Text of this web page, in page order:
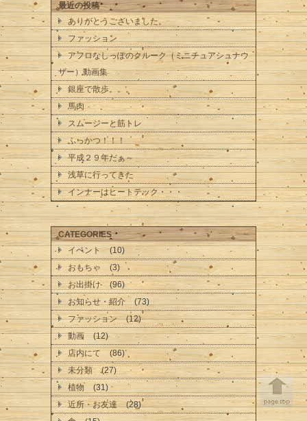
最近の投稿
ありがとうございました。
ファッション
アフロなしっぽのクルーク（ミニチュアシュナウ
ザー）動画集
銀座で散歩。。。
馬肉
スムージーと筋トレ
ふっかつ！！！
平成２９年だぁ～
浅草に行ってきた
インナーはヒートテック・・・
CATEGORIES
イベント
(10)
おもちゃ
(3)
お出掛け
(96)
お知らせ・紹介
(73)
ファッション
(12)
動画
(12)
店内にて
(86)
未分類
(27)
植物
(31)
近所・お友達
(28)